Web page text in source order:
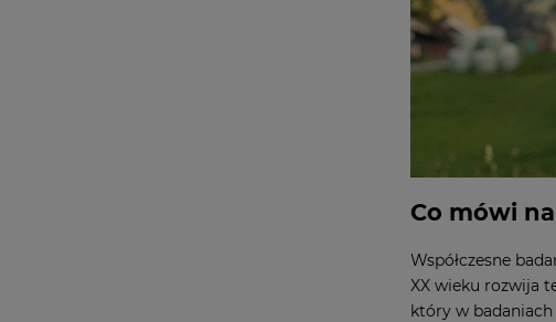
Co mówi
Współczesne
XX wieku rozwija
który w badaniach